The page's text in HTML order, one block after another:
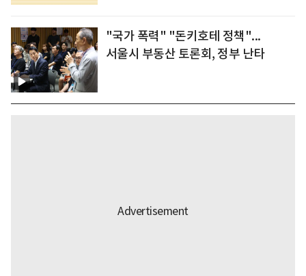
"국가 폭력" "돈키호테 정책"...
서울시 부동산 토론회, 정부 난타